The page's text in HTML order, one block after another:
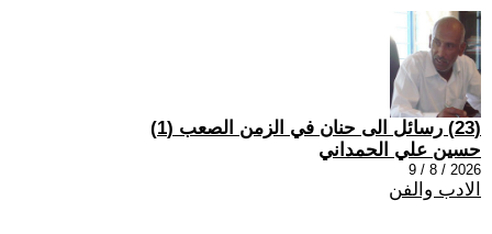
(23) رسائل الى حنان في الزمن الصعب (1)
حسين علي الحمداني
2026 / 8 / 9
الادب والفن